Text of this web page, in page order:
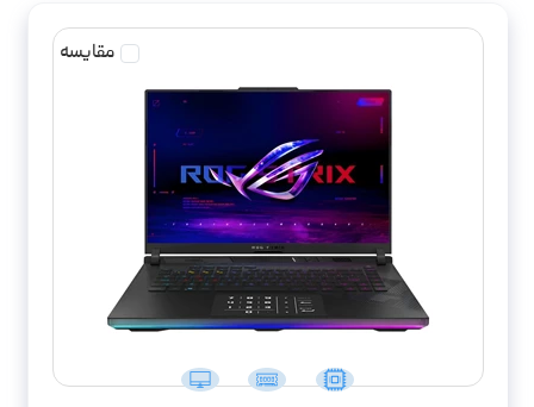
مقایسه